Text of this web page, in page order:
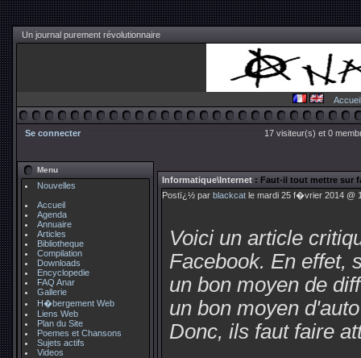
Un journal purement révolutionnaire
Accueil
Se connecter 17 visiteur(s) et 0
Menu
Nouvelles
Accueil
Agenda
Annuaire
Articles
Bibliotheque
Compilation
Downloads
Encyclopedie
FAQ Anar
Gallerie
H�bergement Web
Liens Web
Plan du Site
Poemes et Chansons
Sujets actifs
Videos
Informatique\Internet : Faut-il tout mettre sur
Postï¿½ par blackcat le mardi 25 f�vrier 2014 @
Voici un article
Facebook. En effet,
un bon moyen de
un bon moyen
Donc, ils faut faire